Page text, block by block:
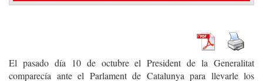
El pasado día 10 de octubre el President de la Generalitat
comparecía ante el Parlament de Catalunya para llevarle los